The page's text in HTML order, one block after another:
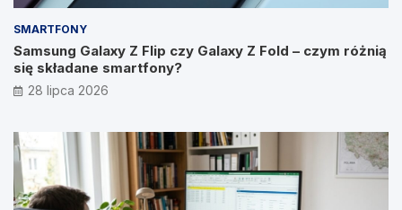
SMARTFONY
Samsung Galaxy Z Flip czy Galaxy Z Fold – czym różnią
się składane smartfony?
28 lipca 2026